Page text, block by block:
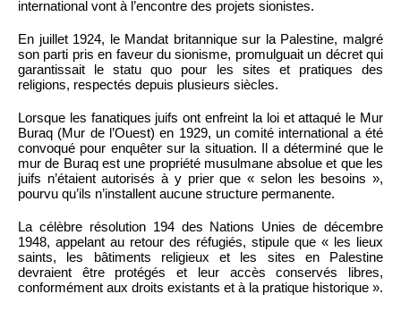
international vont à l’encontre des projets sionistes.
En juillet 1924, le Mandat britannique sur la Palestine, malgré
son parti pris en faveur du sionisme, promulguait un décret qui
garantissait le statu quo pour les sites et pratiques des
religions, respectés depuis plusieurs siècles.
Lorsque les fanatiques juifs ont enfreint la loi et attaqué le Mur
Buraq (Mur de l’Ouest) en 1929, un comité international a été
convoqué pour enquêter sur la situation. Il a déterminé que le
mur de Buraq est une propriété musulmane absolue et que les
juifs n’étaient autorisés à y prier que « selon les besoins »,
pourvu qu’ils n’installent aucune structure permanente.
La célèbre résolution 194 des Nations Unies de décembre
1948, appelant au retour des réfugiés, stipule que « les lieux
saints, les bâtiments religieux et les sites en Palestine
devraient être protégés et leur accès conservés libres,
conformément aux droits existants et à la pratique historique ».